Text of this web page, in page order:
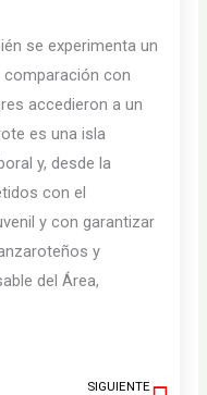
se experimenta un
con
accedieron a un
es una isla
y, desde la
con el
y con garantizar
y
del Área,
SIGUIENTE